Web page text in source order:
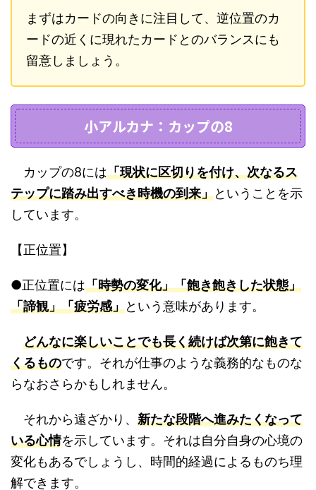
まずはカードの向きに注目して、逆位置のカ
ードの近くに現れたカードとのバランスにも
留意しましょう。
小アルカナ：カップの8
カップの8には「現状に区切りを付け、次なるス
テップに踏み出すべき時機の到来」ということを示
しています。
【正位置】
●正位置には「時勢の変化」「飽き飽きした状態」
「諦観」「疲労感」という意味があります。
どんなに楽しいことでも長く続けば次第に飽きて
くるものです。それが仕事のような義務的なものな
らなおさらかもしれません。
それから遠ざかり、 新たな段階へ進みたくなって
いる心情を示しています。それは自分自身の心境の
変化もあるでしょうし、時間的経過によるものち理
解できます。